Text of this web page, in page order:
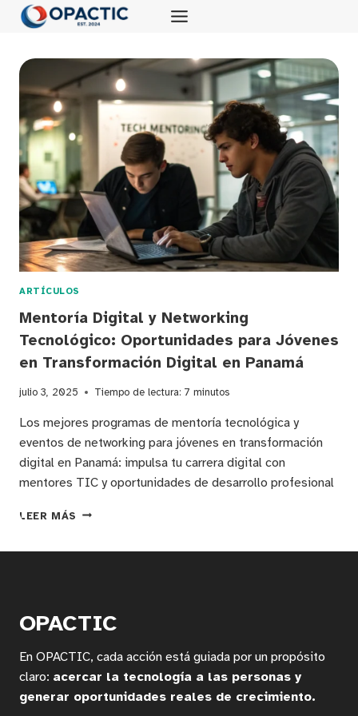
Saltar
ARTÍCULOS
Mentoría Digital y Networking
Tecnológico: Oportunidades para Jóvenes
en Transformación Digital en Panamá
julio 3, 2025 Tiempo de lectura: 7 minutos
Los mejores programas de mentoría tecnológica y
eventos de networking para jóvenes en transformación
digital en Panamá: impulsa tu carrera digital con
mentores TIC y oportunidades de desarrollo profesional
LEER MÁS MENTORÍA
JÓVENES
TRANSFORMACIÓN
DIGITAL
PANAMÁ
OPACTIC
En OPACTIC, cada acción está guiada por un propósito
claro: acercar la tecnología a las personas y
generar oportunidades reales de crecimiento.